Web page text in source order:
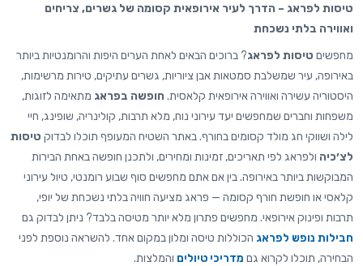
טיסות לפראג – הדרך לעיר אירופאית קסומה של גשרים, צריחים
ואווירה בלתי נשכחת
מחפשים טיסות לפראג? ברוכים הבאים לאחת הערים היפות והרומנטיות ביותר
באירופה, עיר שמשלבת סמטאות אבן ציוריות, גשרים עתיקים, טירות מרשימות,
היסטוריה עשירה ואווירה אירופאית קלאסית. חופשה בפראג מתאימה לזוגות,
משפחות וחברים שמחפשים יעד עירוני נוח, מלא תרבות, קולינריה, שופינג, חיי
לילה ושווקי חג מולד קסומים בחורף. באתר השטיח המעופף תוכלו לבדוק טיסות
לצ׳כיה ולפראג לפי תאריכים, זמינות ומחירים, ולתכנן חופשה באחת הבירות
המבוקשות ביותר באירופה. בין אם אתם מחפשים סוף שבוע רומנטי, טיול עירוני
קלאסי או חופשת חורף קסומה — פראג מציעה חוויה בלתי נשכחת של יופי,
תרבות ופינוק אירופאי. מחפשים פתרון מלא יותר מטיסה בלבד? ניתן לבדוק גם
חבילות נופש לפראג הכוללות טיסה ומלון במקום אחד. להשראה נוספת לפני
הבחירה, תוכלו לקרוא גם מדריכי טיולים והמלצות.